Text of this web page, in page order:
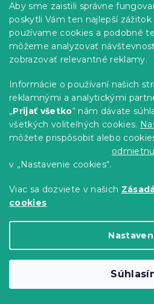
Aby sme zaistili správne
poskytli Vám ten najlepší zážitok
používame cookies a podobné
môžeme analyzovať
zobrazovať relevantné reklamy.
Informácie o používaní našich
reklamnými a analytickými
„Prijať všetko“ nám dávate
všetkých voliteľných cookies.
môžete prispôsobiť alebo
v „Nastavenie cookies“.
Viac sa dozviete v našich
cookies
Novinka
Obliečka na vankúš z
AUTUMN PUMPKINS
Predpokladané